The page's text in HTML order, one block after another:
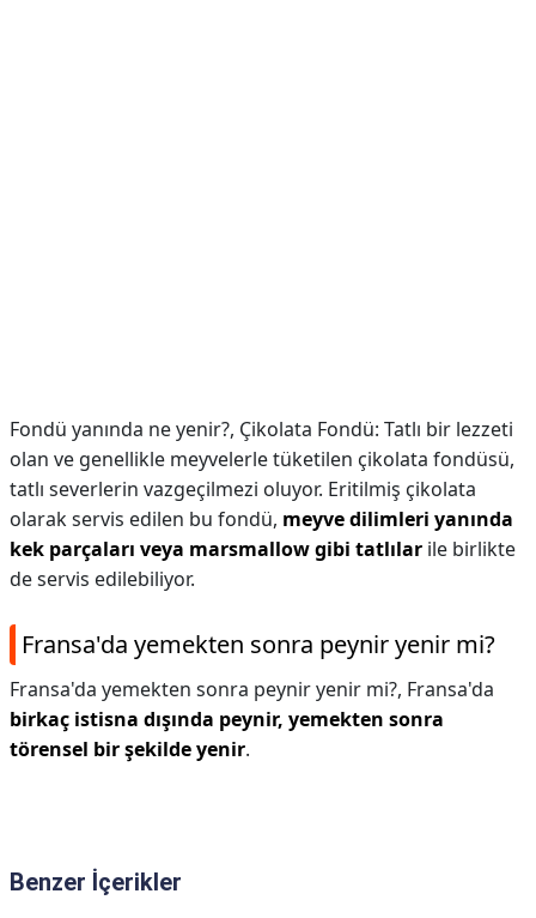
Fondü yanında ne yenir?, Çikolata Fondü: Tatlı bir lezzeti
olan ve genellikle meyvelerle tüketilen çikolata fondüsü,
tatlı severlerin vazgeçilmezi oluyor. Eritilmiş çikolata
olarak servis edilen bu fondü, meyve dilimleri yanında
kek parçaları veya marsmallow gibi tatlılar ile birlikte
de servis edilebiliyor.
Fransa'da yemekten sonra peynir yenir mi?
Fransa'da yemekten sonra peynir yenir mi?, Fransa'da
birkaç istisna dışında peynir, yemekten sonra
törensel bir şekilde yenir.
Benzer İçerikler